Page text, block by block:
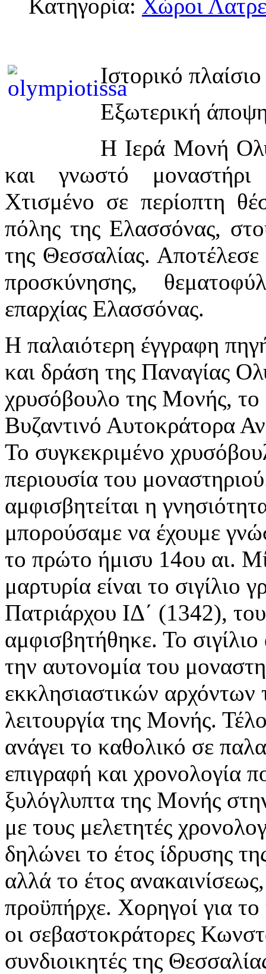
Κατηγορία: Χώροι
Ιστορικό
Εξωτερική
Η Ιερά Μονή
και γνωστό μοναστήρι
Χτισμένο σε περίοπτη
πόλης της Ελασσόνας,
της Θεσσαλίας.
προσκύνησης,
επαρχίας Ελασσόνας.
Η παλαιότερη έγγραφη
και δράση της Παναγίας
χρυσόβουλο της Μονής, το
Βυζαντινό Αυτοκράτορα
Το συγκεκριμένο
περιουσία του
αμφισβητείται η
μπορούσαμε να έχουμε
το πρώτο ήμισυ 14ου αι.
μαρτυρία είναι το σιγίλιο
Πατριάρχου ΙΔ΄ (1342),
αμφισβητήθηκε. Το
την αυτονομία του
εκκλησιαστικών αρχόντων
λειτουργία της Μονής.
ανάγει το καθολικό σε
επιγραφή και χρονολογία
ξυλόγλυπτα της Μονής
με τους μελετητές
δηλώνει το έτος ίδρυσης
αλλά το έτος
προϋπήρχε. Χορηγοί για
οι σεβαστοκράτορες
συνδιοικητές της